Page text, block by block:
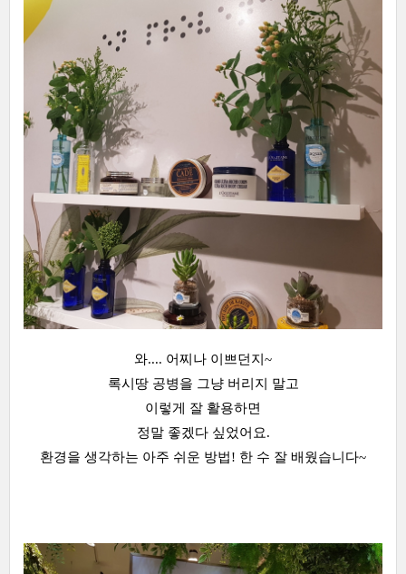
와.... 어찌나 이쁘던지~
록시땅 공병을 그냥 버리지 말고
이렇게 잘 활용하면
정말 좋겠다 싶었어요.
환경을 생각하는 아주 쉬운 방법! 한 수 잘 배웠습니다~